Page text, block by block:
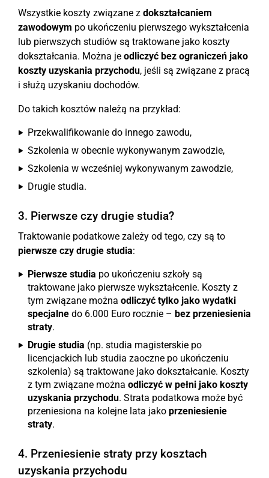
Wszystkie koszty związane z dokształcaniem
zawodowym po ukończeniu pierwszego wykształcenia
lub pierwszych studiów są traktowane jako koszty
dokształcania. Można je odliczyć bez ograniczeń jako
koszty uzyskania przychodu, jeśli są związane z pracą
i służą uzyskaniu dochodów.
Do takich kosztów należą na przykład:
Przekwalifikowanie do innego zawodu,
Szkolenia w obecnie wykonywanym zawodzie,
Szkolenia w wcześniej wykonywanym zawodzie,
Drugie studia.
3. Pierwsze czy drugie studia?
Traktowanie podatkowe zależy od tego, czy są to
pierwsze czy drugie studia:
Pierwsze studia po ukończeniu szkoły są
traktowane jako pierwsze wykształcenie. Koszty z
tym związane można odliczyć tylko jako wydatki
specjalne do 6.000 Euro rocznie – bez przeniesienia
straty.
Drugie studia (np. studia magisterskie po
licencjackich lub studia zaoczne po ukończeniu
szkolenia) są traktowane jako dokształcanie. Koszty
z tym związane można odliczyć w pełni jako koszty
uzyskania przychodu. Strata podatkowa może być
przeniesiona na kolejne lata jako przeniesienie
straty.
4. Przeniesienie straty przy kosztach
uzyskania przychodu